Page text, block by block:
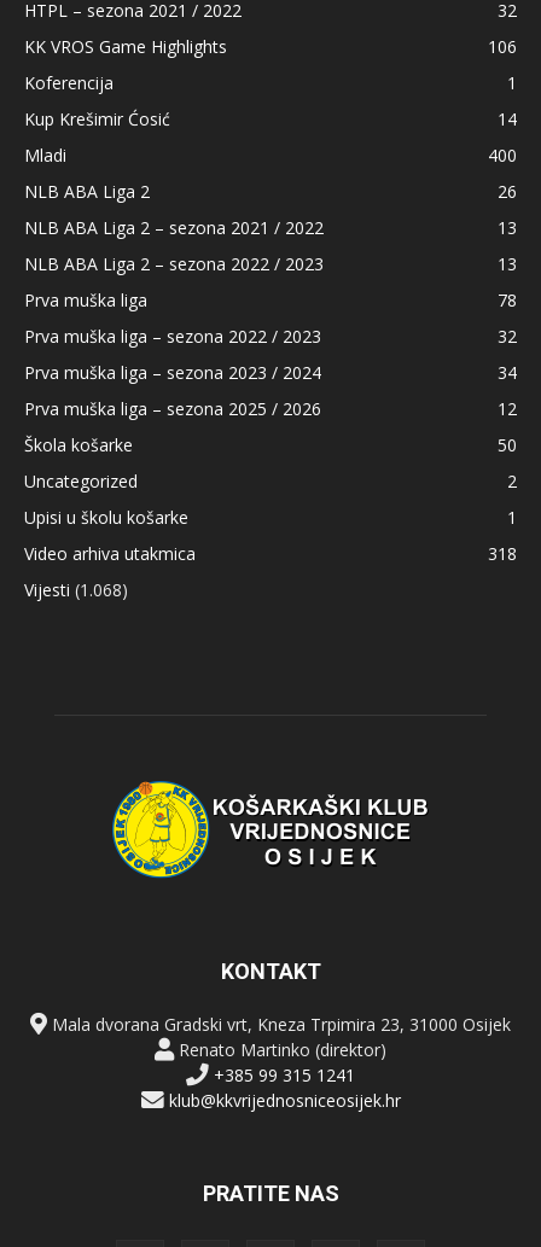
HTPL – sezona 2021 / 2022
32
KK VROS Game Highlights
106
Koferencija
1
Kup Krešimir Ćosić
14
Mladi
400
NLB ABA Liga 2
26
NLB ABA Liga 2 – sezona 2021 / 2022
13
NLB ABA Liga 2 – sezona 2022 / 2023
13
Prva muška liga
78
Prva muška liga – sezona 2022 / 2023
32
Prva muška liga – sezona 2023 / 2024
34
Prva muška liga – sezona 2025 / 2026
12
Škola košarke
50
Uncategorized
2
Upisi u školu košarke
1
Video arhiva utakmica
318
Vijesti (1.068)
KONTAKT
Mala dvorana Gradski vrt, Kneza Trpimira 23, 31000 Osijek
Renato Martinko (direktor)
+385 99 315 1241
klub@kkvrijednosniceosijek.hr
PRATITE NAS